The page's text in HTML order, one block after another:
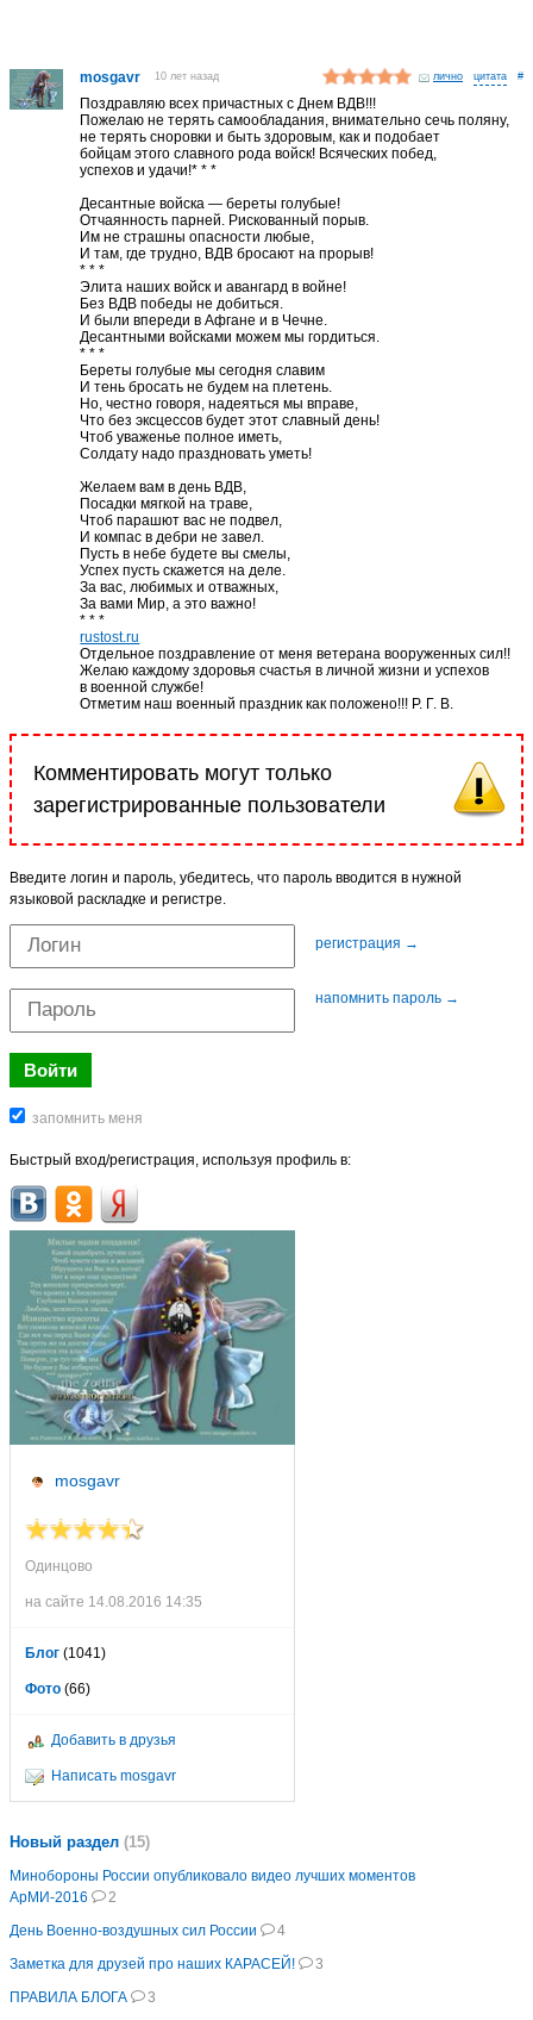
mosgavr 10 лет назад лично #
Поздравляю всех причастных с Днем ВДВ!!!
Пожелаю не терять самообладания, внимательно сечь поляну,
не терять сноровки и быть здоровым, как и подобает
бойцам этого славного рода войск! Всяческих побед,
успехов и удачи!* * *
Десантные войска — береты голубые!
Отчаянность парней. Рискованный порыв.
Им не страшны опасности любые,
И там, где трудно, ВДВ бросают на прорыв!
* * *
Элита наших войск и авангард в войне!
Без ВДВ победы не добиться.
И были впереди в Афгане и в Чечне.
Десантными войсками можем мы гордиться.
* * *
Береты голубые мы сегодня славим
И тень бросать не будем на плетень.
Но, честно говоря, надеяться мы вправе,
Что без эксцессов будет этот славный день!
Чтоб уваженье полное иметь,
Солдату надо праздновать уметь!
Желаем вам в день ВДВ,
Посадки мягкой на траве,
Чтоб парашют вас не подвел,
И компас в дебри не завел.
Пусть в небе будете вы смелы,
Успех пусть скажется на деле.
За вас, любимых и отважных,
За вами Мир, а это важно!
* * *
rustost.ru
Отдельное поздравление от меня ветерана вооруженных сил!!
Желаю каждому здоровья счастья в личной жизни и успехов
в военной службе!
Отметим наш военный праздник как положено!!! Р. Г. В.
Комментировать могут только
зарегистрированные пользователи
Введите логин и пароль, убедитесь, что пароль вводится в нужной
языковой раскладке и регистре.
регистрация →
напомнить пароль →
Быстрый вход/регистрация, используя профиль в:
mosgavr
Одинцово
на сайте 14.08.2016 14:35
Блог (1041)
Фото (66)
Добавить в друзья
Написать mosgavr
Новый раздел (15)
Минобороны России опубликовало видео лучших моментов
АрМИ-2016
2
День Военно-воздушных сил России
4
Заметка для друзей про наших КАРАСЕЙ!
3
ПРАВИЛА БЛОГА
3